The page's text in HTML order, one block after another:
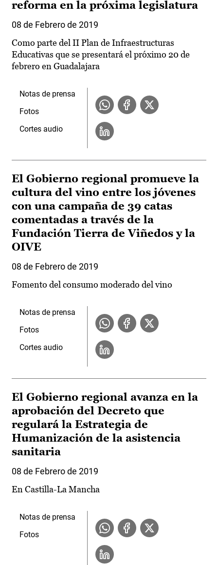
reforma en la próxima legislatura
08 de Febrero de 2019
Como parte del II Plan de Infraestructuras
Educativas que se presentará el próximo 20 de
febrero en Guadalajara
Notas de prensa
Fotos
Cortes audio
El Gobierno regional promueve la
cultura del vino entre los jóvenes
con una campaña de 39 catas
comentadas a través de la
Fundación Tierra de Viñedos y la
OIVE
08 de Febrero de 2019
Fomento del consumo moderado del vino
Notas de prensa
Fotos
Cortes audio
El Gobierno regional avanza en la
aprobación del Decreto que
regulará la Estrategia de
Humanización de la asistencia
sanitaria
08 de Febrero de 2019
En Castilla-La Mancha
Notas de prensa
Fotos